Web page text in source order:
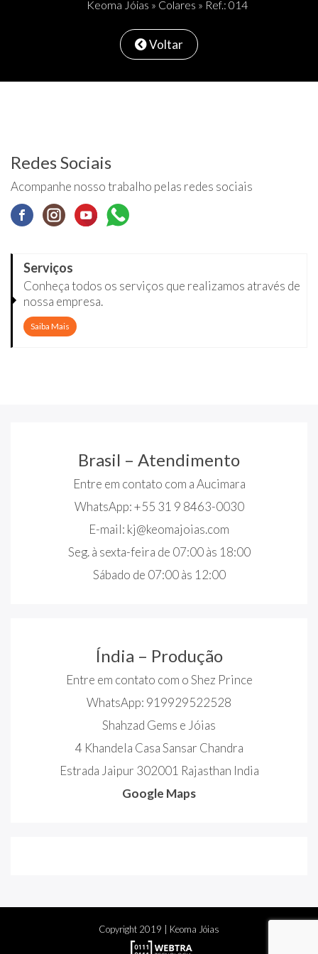
Keoma Jóias » Colares » Ref.: 014
Voltar
Redes Sociais
Acompanhe nosso trabalho pelas redes sociais
Serviços
Conheça todos os serviços que realizamos através de
nossa empresa.
Saiba Mais
Brasil – Atendimento
Entre em contato com a Aucimara
WhatsApp: +55 31 9 8463-0030
E-mail: kj@keomajoias.com
Seg. à sexta-feira de 07:00 às 18:00
Sábado de 07:00 às 12:00
Índia – Produção
Entre em contato com o Shez Prince
WhatsApp: 919929522528
Shahzad Gems e Jóias
4 Khandela Casa Sansar Chandra
Estrada Jaipur 302001 Rajasthan India
Google Maps
Copyright 2019 | Keoma Jóias